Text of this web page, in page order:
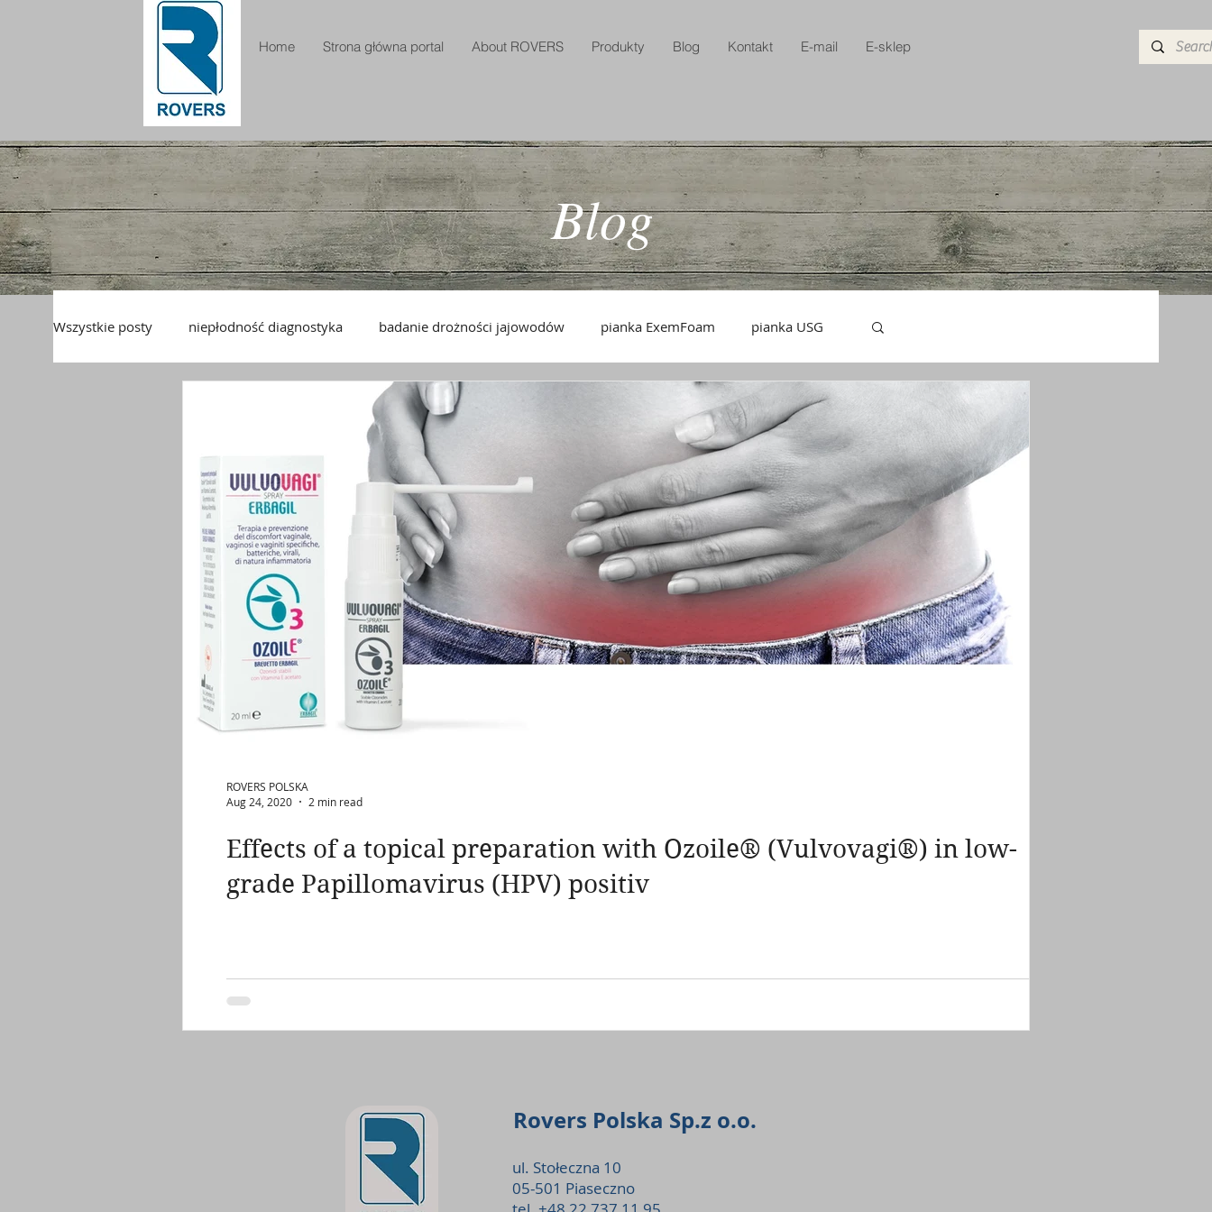
Home Strona główna portal About ROVERS Produkty Blog Kontakt E-mail E-sklep
Blog
Wszystkie posty niepłodność diagnostyka badanie drożności jajowodów pianka ExemFoam pianka USG
pianka drożność jajowodów dystrybut ExemFoam dystrybutor
pianka usg dystrybutor stapler wchłanialne zszywki stapler wchłanialne zszywki
zamykanie ran stapler insorb rana pooperacyjna stapler chirurgia szycie ran podskórne szycie ran
blizna pooperacyjna zapobieganie stapler jednorazowego użytku profilaktyka raka szyjki macicy
szczoteczki cytologiczne cytologia rekomendacje
Effects of a topical preparation with Ozoile® (Vulvovagi®) in low-
grade Papillomavirus (HPV) positiv
ROVERS POLSKA
Aug 24, 2020
2 min read
Rovers Polska Sp.z o.o.
ul. Stołeczna 10
05-501 Piaseczno